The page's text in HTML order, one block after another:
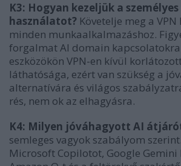
K3: Hogyan kezeljük a személyes
használatot? Követelje meg a
minden munkaalkalmazáshoz.
forgalmat AI domain
eszközökön VPN-en kívül
láthatósága, ezért van szükség a
alternatívára és világos
rés, nem ok az elhagyásra.
K4: Milyen jóváhagyott AI
semleges vagyok szabályom
Microsoft Copilotot, Google Gemini